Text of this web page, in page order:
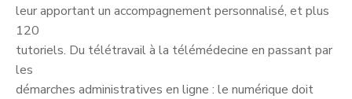
leur apportant un accompagnement personnalisé, et plus
120
tutoriels. Du télétravail à la télémédecine en passant par
les
démarches administratives en ligne : le numérique doit